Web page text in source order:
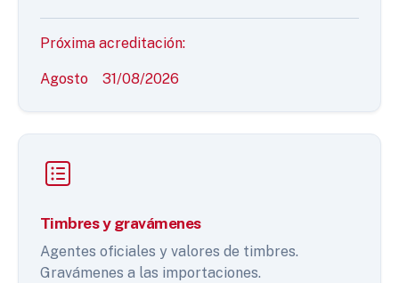
Próxima acreditación:
Agosto 31/08/2026
Timbres y gravámenes
Agentes oficiales y valores de timbres.
Gravámenes a las importaciones.